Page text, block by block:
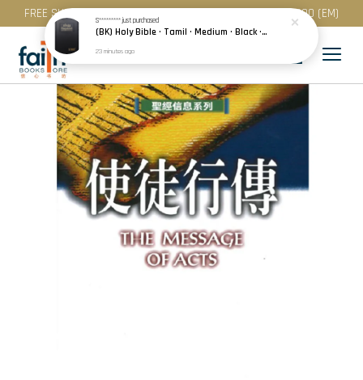
FREE SHIPPING for purchase above RM 200 (WM) / RM 300 (EM)
S*********just purchased
(BK) Holy Bible · Tamil · Medium · Black · Plastic Cover · Red Edge · பரிசுத்த வேதாகமம்
23 minutes ago